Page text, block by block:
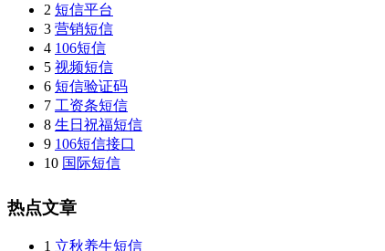
2 短信平台
3 营销短信
4 106短信
5 视频短信
6 短信验证码
7 工资条短信
8 生日祝福短信
9 106短信接口
10 国际短信
热点文章
1 立秋养生短信